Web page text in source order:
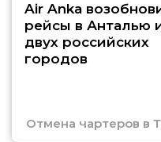
Air Anka
рейсы в Анталью
двух российских
городов
Отмена чартеров в